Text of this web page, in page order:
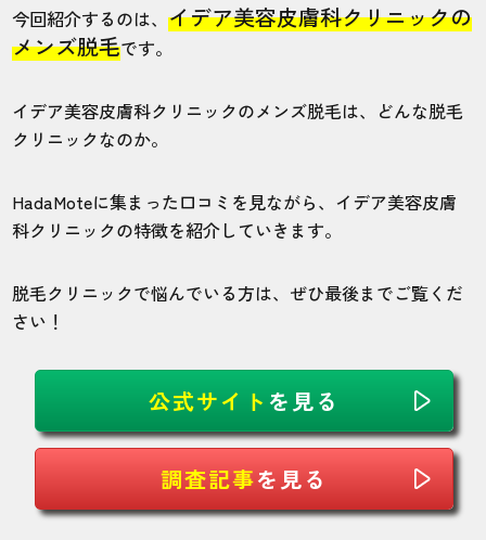
今回紹介するのは、イデア美容皮膚科クリニックの
メンズ脱毛です。
イデア美容皮膚科クリニックのメンズ脱毛は、どんな脱毛
クリニックなのか。
HadaMoteに集まった口コミを見ながら、イデア美容皮膚
科クリニックの特徴を紹介していきます。
脱毛クリニックで悩んでいる方は、ぜひ最後までご覧くだ
さい！
公式サイト を見る
調査記事を見る